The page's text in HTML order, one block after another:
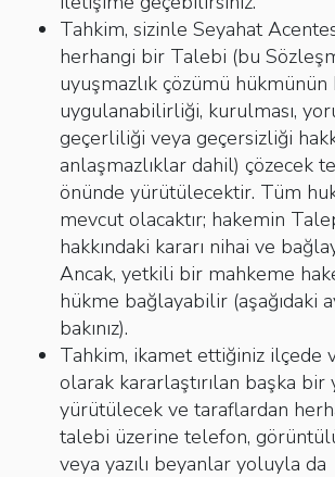
Tahkim, sizinle Seyahat
herhangi bir Talebi (bu
uyuşmazlık çözümü hükmünün
uygulanabilirliği, kurulması,
geçerliliği veya geçersizliği
anlaşmazlıklar dahil) çözecek
önünde yürütülecektir. Tüm
mevcut olacaktır; hakemin
hakkındaki kararı nihai ve
Ancak, yetkili bir mahkeme
hükme bağlayabilir (aşağıdaki
bakınız).
Tahkim, ikamet ettiğiniz ilçede
olarak kararlaştırılan başka bir
yürütülecek ve taraflardan
talebi üzerine telefon,
veya yazılı beyanlar yoluyla da